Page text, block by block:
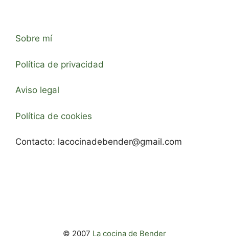
Sobre mí
Política de privacidad
Aviso legal
Política de cookies
Contacto: lacocinadebender@gmail.com
© 2007 La cocina de Bender